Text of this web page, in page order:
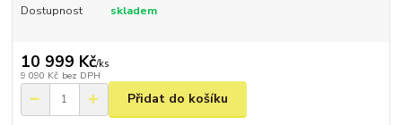
Dostupnost skladem
10 999 Kč/ks
9 090 Kč bez DPH
Přidat do košíku